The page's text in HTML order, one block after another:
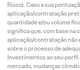
Risco). Caso a sua
aplicação/contratação
quantidade e/ou volume
significa que, com base na
aplicação/contratação não
sobre o processo de
Investimentos ao seu
mercado, mudanças